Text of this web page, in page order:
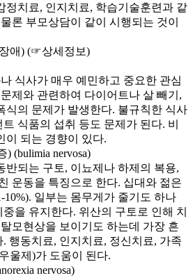
정치료, 인지치료, 학습기술훈련과 같
론 부모상담이 같이 시행되는 것이
애) (☞상세정보)
식사가 매우 예민하고 중요한 관심
제와 관련하여 다이어트나 살 빼기,
식의 문제가 발생한다. 불규칙한 식사
식품의 섭취 등도 문제가 된다. 비
이 되는 경향이 있다.
(bulimia nervosa)
반되는 구토, 이뇨제나 하제의 복용,
운동을 특징으로 한다. 십대와 젊은
10%). 일부는 몸무게가 줄기도 하나
을 유지한다. 위산의 구토로 인해 치
모현상을 보이기도 하는데 가장 흔
행동치료, 인지치료, 정신치료, 가족
울제)가 도움이 된다.
nervosa)